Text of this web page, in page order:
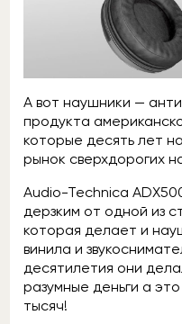
А вот наушники —
продукта
которые десять лет
рынок сверхдорогих
Audio-Technica
дерзким от одной из
которая делает и
винила и
десятилетия они
разумные деньги а
тысяч!